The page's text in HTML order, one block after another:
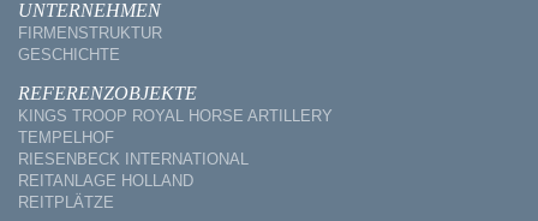
UNTERNEHMEN
FIRMENSTRUKTUR
GESCHICHTE
REFERENZOBJEKTE
KINGS TROOP ROYAL HORSE ARTILLERY
TEMPELHOF
RIESENBECK INTERNATIONAL
REITANLAGE HOLLAND
REITPLÄTZE